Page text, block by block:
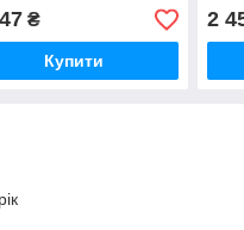
₴
Купити
2